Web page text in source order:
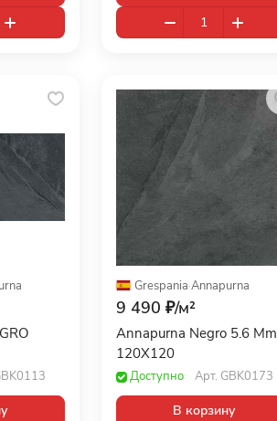
Grespania·Annapurna
9 490 ₽/м²
Annapurna Negro 5.6 Mm
120X120
Доступно Арт. GBK0173
В корзину